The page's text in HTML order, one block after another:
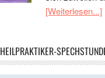
[Weiterlesen...]
HEILPRAKTIKER-